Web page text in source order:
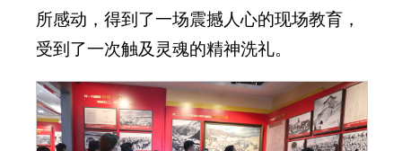
所感动，得到了一场震撼人心的现场教育，
受到了一次触及灵魂的精神洗礼。